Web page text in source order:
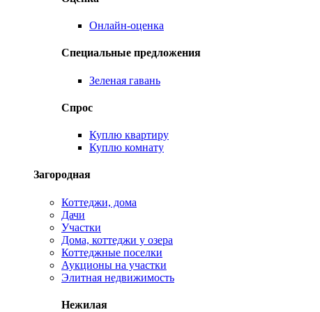
Онлайн-оценка
Специальные предложения
Зеленая гавань
Спрос
Куплю квартиру
Куплю комнату
Загородная
Коттеджи, дома
Дачи
Участки
Дома, коттеджи у озера
Коттеджные поселки
Аукционы на участки
Элитная недвижимость
Нежилая